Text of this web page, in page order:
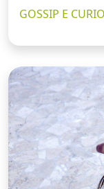
GOSSIP E